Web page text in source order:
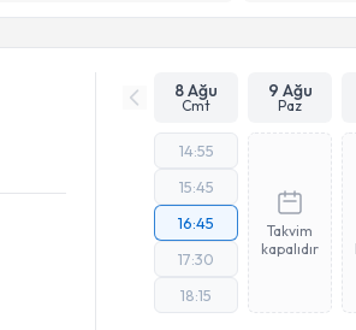
8 Ağu
Cmt
9 Ağu
Paz
14:55
15:45
16:45
17:30
18:15
Takvim
kapalıdır